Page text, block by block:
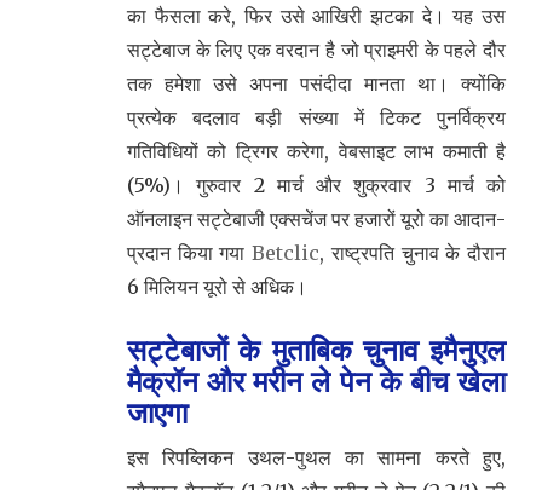
का फैसला करे, फिर उसे आखिरी झटका दे। यह उस
सट्टेबाज के लिए एक वरदान है जो प्राइमरी के पहले दौर
तक हमेशा उसे अपना पसंदीदा मानता था। क्योंकि
प्रत्येक बदलाव बड़ी संख्या में टिकट पुनर्विक्रय
गतिविधियों को ट्रिगर करेगा, वेबसाइट लाभ कमाती है
(5%)। गुरुवार 2 मार्च और शुक्रवार 3 मार्च को
ऑनलाइन सट्टेबाजी एक्सचेंज पर हजारों यूरो का आदान-
प्रदान किया गयाBetclic, राष्ट्रपति चुनाव के दौरान
6 मिलियन यूरो से अधिक।
सट्टेबाजों के मुताबिक चुनाव इमैनुएल
मैक्रॉन और मरीन ले पेन के बीच खेला
जाएगा
इस रिपब्लिकन उथल-पुथल का सामना करते हुए,